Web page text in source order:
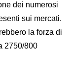
dei numerosi
sui mercati.
la forza di
2750/800